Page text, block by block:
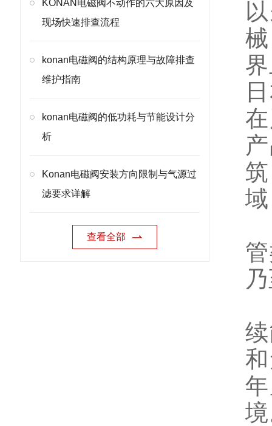
KONAN电磁阀不动作的六大原因及
现场快速排查流程
konan电磁阀的结构原理与故障排查
维护指南
konan电磁阀的低功耗与节能设计分
析
Konan电磁阀安装方向限制与气源过
滤要求详解
查看全部